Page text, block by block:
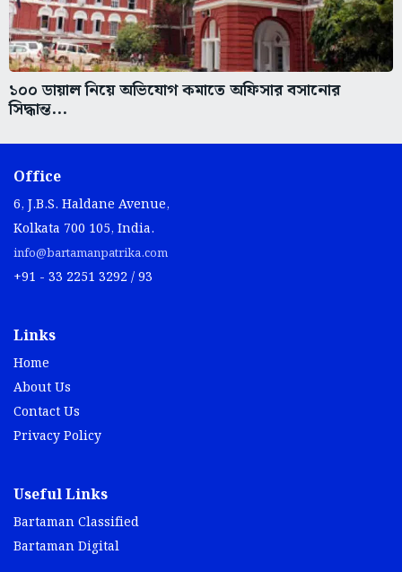
১০০ ডায়াল নিয়ে অভিযোগ কমাতে অফিসার বসানোর
সিদ্ধান্ত...
Office
6, J.B.S. Haldane Avenue,
Kolkata 700 105, India.
info@bartamanpatrika.com
+91 - 33 2251 3292 / 93
Links
Home
About Us
Contact Us
Privacy Policy
Useful Links
Bartaman Classified
Bartaman Digital